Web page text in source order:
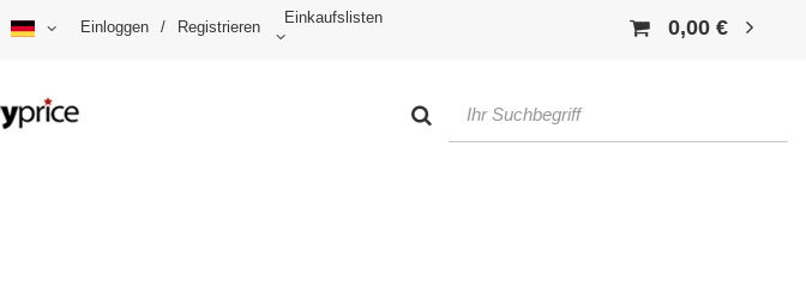
Einloggen / Registrieren
Einkaufslisten 0,00 €